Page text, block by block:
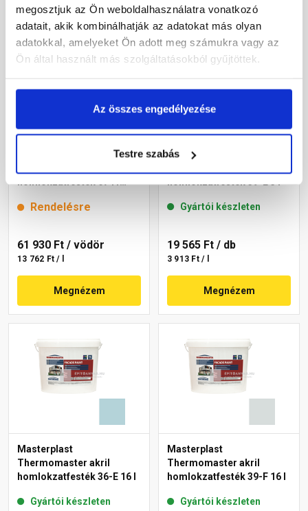
megosztjuk az Ön weboldalhasználatra vonatkozó
adatait, akik kombinálhatják az adatokat más olyan
adatokkal, amelyeket Ön adott meg számukra vagy az
Ön által használt más szolgáltatásokból gyűjtöttek.
Az összes engedélyezése
Testre szabás
Cemix 2802 DekorTOP
homlokzatfesték 6741
Rendelésre
61 930 Ft / vödör
13 762 Ft / l
Megnézem
Masterplast
homlokzatfesték 39-E 5 l
Gyártói készleten
19 565 Ft / db
3 913 Ft / l
Megnézem
Masterplast
Thermomaster akril
homlokzatfesték 36-E 16 l
Gyártói készleten
Masterplast
Thermomaster akril
homlokzatfesték 39-F 16 l
Gyártói készleten